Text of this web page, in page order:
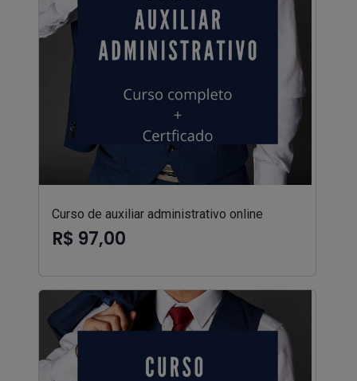
Curso de auxiliar administrativo online
R$ 97,00